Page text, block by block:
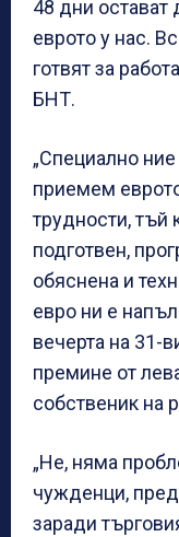
48 дни
еврото у нас.
готвят за
БНТ.
„Специално
приемем
трудности, тъй
подготвен,
обяснена и
евро ни е
вечерта на 31-
премине от
собственик на
„Не, няма
чужденци,
заради